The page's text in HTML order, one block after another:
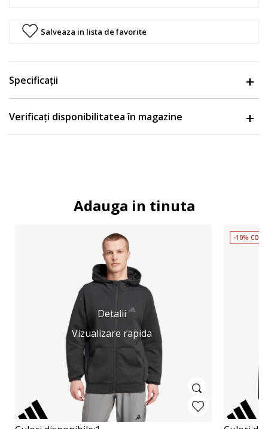
Salveaza in lista de favorite
Specificații
Verificați disponibilitatea în magazine
Adauga in tinuta
Detalii
Vizualizare rapida
-10% COD